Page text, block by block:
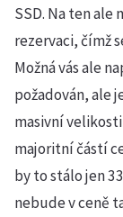
SSD. Na ten ale
rezervaci, čímž
Možná vás ale
požadován, ale
masivní
majoritní částí
by to stálo jen
nebude v ceně